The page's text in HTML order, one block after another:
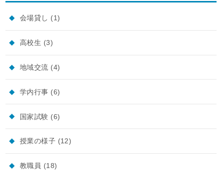
会場貸し (1)
高校生 (3)
地域交流 (4)
学内行事 (6)
国家試験 (6)
授業の様子 (12)
教職員 (18)